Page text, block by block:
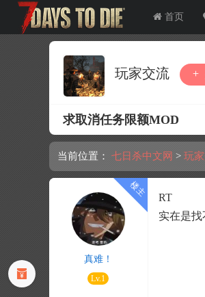
首页
玩家交流
求取消任务限额MOD
当前位置： 七日杀中文网 > 玩
真难！
Lv.1
RT
实在是